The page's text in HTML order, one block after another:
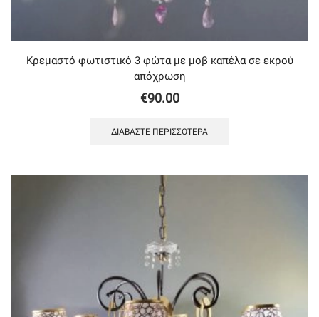
Κρεμαστό φωτιστικό 3 φώτα με μοβ καπέλα σε εκρού
απόχρωση
€90.00
ΔΙΑΒΆΣΤΕ ΠΕΡΙΣΣΌΤΕΡΑ